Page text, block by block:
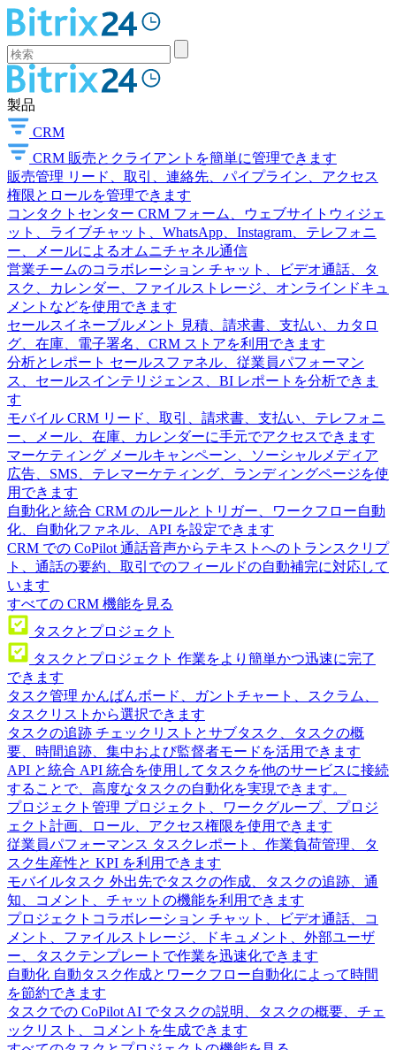
製品
CRM
CRM 販売とクライアントを簡単に管理できます
販売管理 リード、取引、連絡先、パイプライン、アクセス
権限とロールを管理できます
コンタクトセンター CRM フォーム、ウェブサイトウィジェ
ット、ライブチャット、WhatsApp、Instagram、テレフォニ
ー、メールによるオムニチャネル通信
営業チームのコラボレーション チャット、ビデオ通話、タ
スク、カレンダー、ファイルストレージ、オンラインドキュ
メントなどを使用できます
セールスイネーブルメント
見積、請求書、支払い、カタロ
グ、在庫、電子署名、CRM ストアを利用できます
分析とレポート セールスファネル、従業員パフォーマン
ス、セールスインテリジェンス、BI レポートを分析できま
す
モバイル CRM リード、取引、請求書、支払い、テレフォニ
ー、メール、在庫、カレンダーに手元でアクセスできます
マーケティング メールキャンペーン、ソーシャルメディア
広告、SMS、テレマーケティング、ランディングページを使
用できます
自動化と統合 CRM のルールとトリガー、ワークフロー自動
化、自動化ファネル、API を設定できます
CRM での CoPilot 通話音声からテキストへのトランスクリプ
ト、通話の要約、取引でのフィールドの自動補完に対応して
います
すべての CRM 機能を見る
タスクとプロジェクト
タスクとプロジェクト 作業をより簡単かつ迅速に完了
できます
タスク管理 かんばんボード、ガントチャート、スクラム、
タスクリストから選択できます
タスクの追跡 チェックリストとサブタスク、タスクの概
要、時間追跡、集中および監督者モードを活用できます
API と統合 API 統合を使用してタスクを他のサービスに接続
することで、高度なタスクの自動化を実現できます。
プロジェクト管理 プロジェクト、ワークグループ、プロジ
ェクト計画、ロール、アクセス権限を使用できます
従業員パフォーマンス タスクレポート、作業負荷管理、タ
スク生産性と KPI を利用できます
モバイルタスク 外出先でタスクの作成、タスクの追跡、通
知、コメント、チャットの機能を利用できます
プロジェクトコラボレーション チャット、ビデオ通話、コ
メント、ファイルストレージ、ドキュメント、外部ユーザ
ー、タスクテンプレートで作業を迅速化できます
自動化 自動タスク作成とワークフロー自動化によって時間
を節約できます
タスクでの CoPilot AI でタスクの説明、タスクの概要、チェ
ックリスト、コメントを生成できます